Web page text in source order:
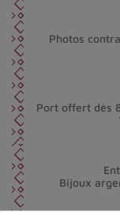
Photos
Port offert dès
Bijoux